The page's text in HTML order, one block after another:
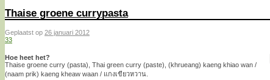
Thaise groene currypasta
Geplaatst op 26 januari 2012
33
Hoe heet het?
Thaise groene curry (pasta), Thai green curry (paste), (khrueang) kaeng khiao wan /
(naam prik) kaeng kheaw waan / แกงเขียวหวาน.